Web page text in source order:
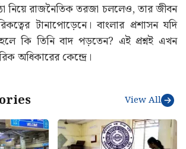
নিয়ে রাজনৈতিক তরজা চললেও, তার জীবন
টানাপোড়েনে। বাংলার প্রশাসন যদি
কি তিনি বাদ পড়তেন? এই প্রশ্নই এখন
অধিকারের কেন্দ্রে।
View All